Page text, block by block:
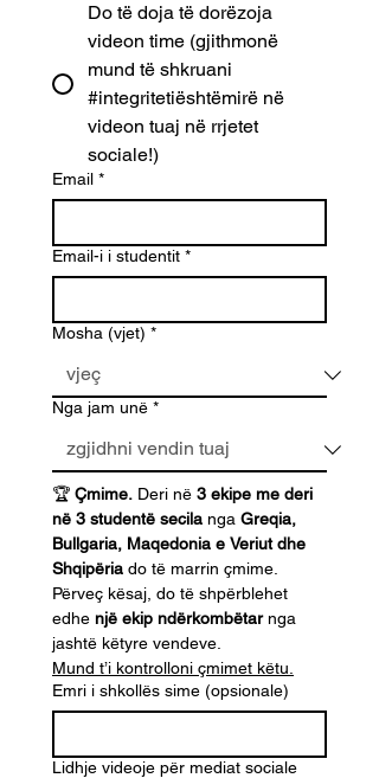
Do të doja të dorëzoja
videon time (gjithmonë
mund të shkruani
#integritetiështëmirë në
videon tuaj në rrjetet
sociale!)
Email *
Email-i i studentit *
Mosha (vjet) *
Nga jam unë *
🏆 Çmime. Deri në 3 ekipe me deri
në 3 studentë secila nga Greqia,
Bullgaria, Maqedonia e Veriut dhe
Shqipëria do të marrin çmime.
Përveç kësaj, do të shpërblehet
edhe një ekip ndërkombëtar nga
jashtë këtyre vendeve.
Mund t’i kontrolloni çmimet këtu.
Emri i shkollës sime (opsionale)
Lidhje videoje për mediat sociale